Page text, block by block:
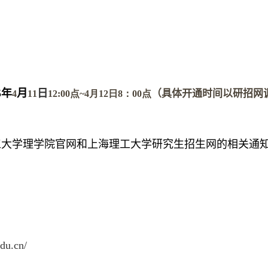
年4月 11 日 12:00点~4月12日8：00点 （具体开通时间以研招网
学理学院官网和上海理工大学研究生招生网的相关通知